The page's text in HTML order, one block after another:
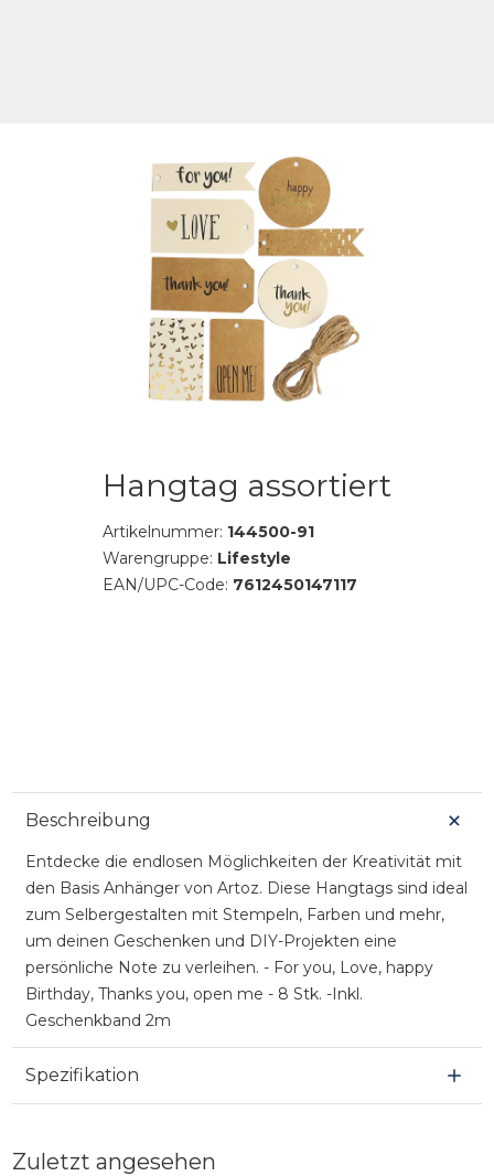
Hangtag assortiert
Artikelnummer: 144500-91
Warengruppe: Lifestyle
EAN/UPC-Code: 7612450147117
Beschreibung
Entdecke die endlosen Möglichkeiten der Kreativität mit
den Basis Anhänger von Artoz. Diese Hangtags sind ideal
zum Selbergestalten mit Stempeln, Farben und mehr,
um deinen Geschenken und DIY-Projekten eine
persönliche Note zu verleihen. - For you, Love, happy
Birthday, Thanks you, open me - 8 Stk. -Inkl.
Geschenkband 2m
Spezifikation
Zuletzt angesehen